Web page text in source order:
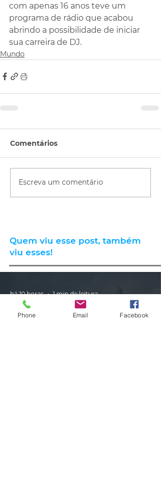
com apenas 16 anos teve um
programa de rádio que acabou
abrindo a possibilidade de iniciar
sua carreira de DJ.
Mundo
Comentários
Escreva um comentário
Quem viu esse post, também
viu esses!
há 10 horas 1 min de leitura
Phone Email Facebook